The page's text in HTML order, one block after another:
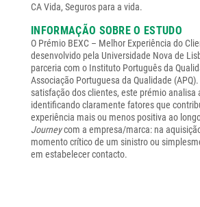
CA Vida, Seguros para a vida.
INFORMAÇÃO SOBRE O ESTUDO
O Prémio BEXC – Melhor Experiência do
desenvolvido pela Universidade Nova de
parceria com o Instituto Português da
Associação Portuguesa da Qualidade
satisfação dos clientes, este prémio analisa
identificando claramente fatores que
experiência mais ou menos positiva ao
Journeycom a empresa/marca: na
momento crítico de um sinistro ou
em estabelecer contacto.